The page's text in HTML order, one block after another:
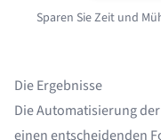
Sparen Sie Zeit und
Die Ergebnisse
Die Automatisierung
einen entscheidenden